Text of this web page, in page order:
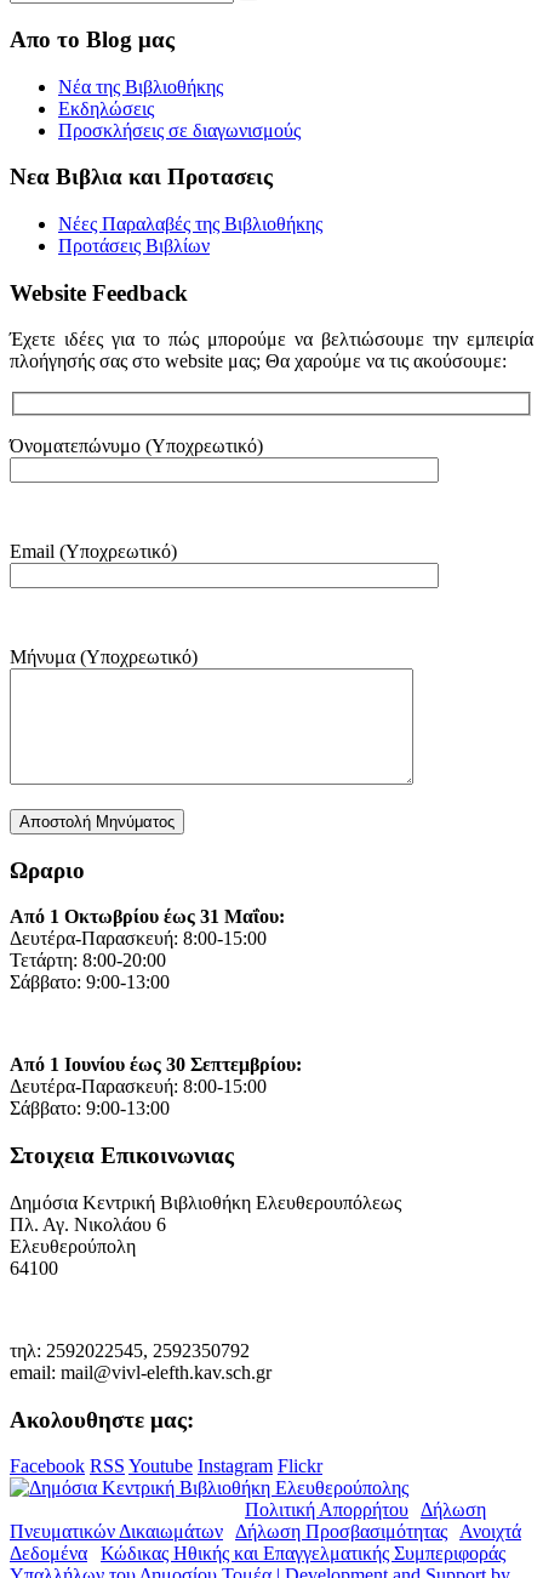
Απο το Blog μας
Νέα της Βιβλιοθήκης
Εκδηλώσεις
Προσκλήσεις σε διαγωνισμούς
Νεα Βιβλια και Προτασεις
Νέες Παραλαβές της Βιβλιοθήκης
Προτάσεις Βιβλίων
Website Feedback
Έχετε ιδέες για το πώς μπορούμε να βελτιώσουμε την εμπειρία
πλοήγησής σας στο website μας; Θα χαρούμε να τις ακούσουμε:
Όνοματεπώνυμο (Υποχρεωτικό)
Email (Υποχρεωτικό)
Μήνυμα (Υποχρεωτικό)
Ωραριο
Από 1 Οκτωβρίου έως 31 Μαΐου:
Δευτέρα-Παρασκευή: 8:00-15:00
Τετάρτη: 8:00-20:00
Σάββατο: 9:00-13:00
Από 1 Ιουνίου έως 30 Σεπτεμβρίου:
Δευτέρα-Παρασκευή: 8:00-15:00
Σάββατο: 9:00-13:00
Στοιχεια Επικοινωνιας
Δημόσια Κεντρική Βιβλιοθήκη Ελευθερουπόλεως
Πλ. Αγ. Νικολάου 6
Ελευθερούπολη
64100
τηλ: 2592022545, 2592350792
email: mail@vivl-elefth.kav.sch.gr
Ακολουθηστε μας:
Facebook RSS Youtube Instagram Flickr
Πολιτική Απορρήτου
Δήλωση
Πνευματικών Δικαιωμάτων
Δήλωση Προσβασιμότητας
Ανοιχτά
Δεδομένα
Κώδικας Ηθικής και Επαγγελματικής Συμπεριφοράς